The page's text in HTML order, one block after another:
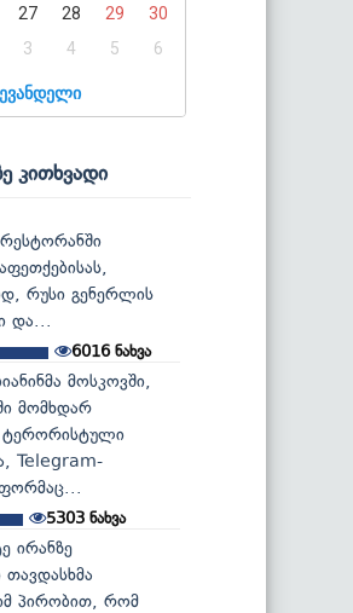
27 28 29
30
3 4 5 6
კითხვადი
რუსი გენერლის
და...
6016ნახვა
მოსკოვში,
მომხდარ
ტერორისტული
Telegram-
5303 ნახვა
ირანზე
პირობით, რომ